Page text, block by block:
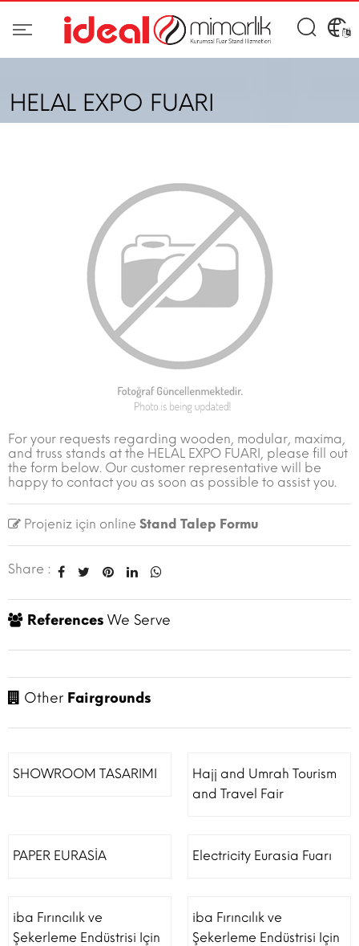
HELAL EXPO FUARI
For your requests regarding wooden, modular, maxima,
and truss stands at the HELAL EXPO FUARI, please fill out
the form below. Our customer representative will be
happy to contact you as soon as possible to assist you.
Projeniz için online Stand Talep Formu
Share :
References We Serve
Other Fairgrounds
SHOWROOM TASARIMI
Hajj and Umrah Tourism
and Travel Fair
PAPER EURASİA Electricity Eurasia Fuarı
iba Fırıncılık ve
Şekerleme Endüstrisi Için
iba Fırıncılık ve
Şekerleme Endüstrisi Için